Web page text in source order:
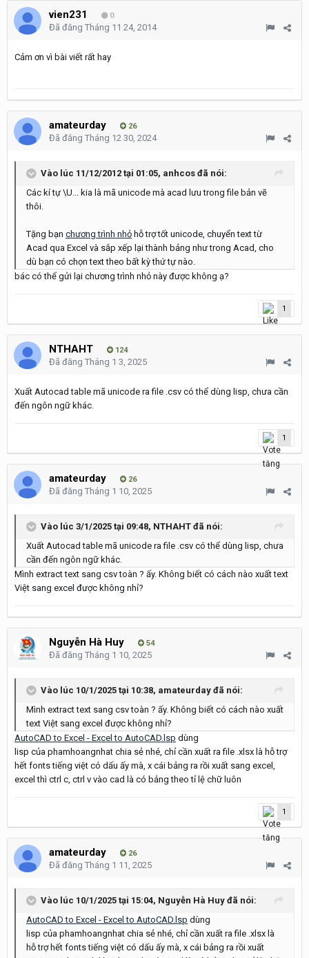
vien231 0
Đã đăng Tháng 11 24, 2014
Cảm ơn vì bài viết rất hay
amateurday 26
Đã đăng Tháng 12 30, 2024
Vào lúc 11/12/2012 tại 01:05, anhcos đã nói:
Các kí tự \U... kia là mã unicode mà acad lưu trong file bản vẽ
thôi.
Tặng bạn chương trình nhỏ hỗ trợ tốt unicode, chuyển text từ
Acad qua Excel và sắp xếp lại thành bảng như trong Acad, cho
dù bạn có chọn text theo bất kỳ thứ tự nào.
bác có thể gửi lại chương trình nhỏ này được không ạ?
1
NTHAHT 124
Đã đăng Tháng 1 3, 2025
Xuất Autocad table mã unicode ra file .csv có thể dùng lisp, chưa cần
đến ngôn ngữ khác.
1
amateurday 26
Đã đăng Tháng 1 10, 2025
Vào lúc 3/1/2025 tại 09:48, NTHAHT đã nói:
Xuất Autocad table mã unicode ra file .csv có thể dùng lisp, chưa
cần đến ngôn ngữ khác.
Mình extract text sang csv toàn ? ấy. Không biết có cách nào xuất text
Việt sang excel được không nhỉ?
Nguyễn Hà Huy 54
Đã đăng Tháng 1 10, 2025
Vào lúc 10/1/2025 tại 10:38, amateurday đã nói:
Mình extract text sang csv toàn ? ấy. Không biết có cách nào xuất
text Việt sang excel được không nhỉ?
AutoCAD to Excel - Excel to AutoCAD.lsp dùng
lisp của phamhoangnhat chia sẻ nhé, chỉ cần xuất ra file .xlsx là hỗ trợ
hết fonts tiếng việt có dấu ấy mà, x cái bảng ra rồi xuất sang excel,
excel thì ctrl c, ctrl v vào cad là có bảng theo tỉ lệ chữ luôn
1
amateurday 26
Đã đăng Tháng 1 11, 2025
Vào lúc 10/1/2025 tại 15:04, Nguyễn Hà Huy đã nói:
AutoCAD to Excel - Excel to AutoCAD.lsp dùng
lisp của phamhoangnhat chia sẻ nhé, chỉ cần xuất ra file .xlsx là
hỗ trợ hết fonts tiếng việt có dấu ấy mà, x cái bảng ra rồi xuất